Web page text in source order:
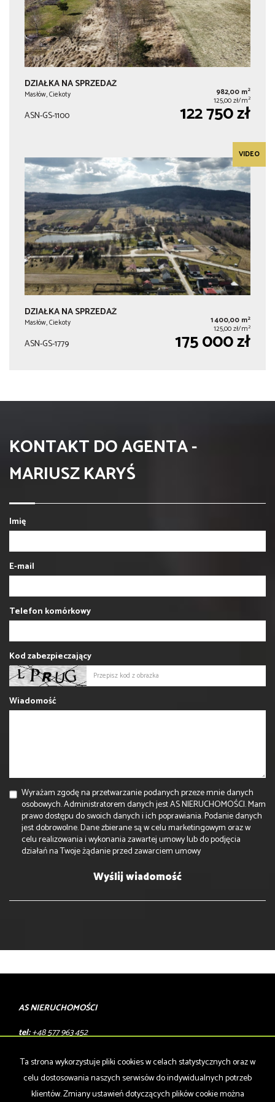
DZIAŁKA NA SPRZEDAŻ
Masłów, Ciekoty 982,00 m2
125,00 zł/m2
ASN-GS-1100 122 750 zł
VIDEO
DZIAŁKA NA SPRZEDAŻ
Masłów, Ciekoty 1 400,00 m2
125,00 zł/m2
ASN-GS-1779 175 000 zł
KONTAKT DO AGENTA -
MARIUSZ KARYŚ
Imię
E-mail
Telefon komórkowy
Kod zabezpieczający
Wiadomość
Wyrażam zgodę na przetwarzanie podanych przeze mnie danych
osobowych. Administratorem danych jest AS NIERUCHOMOŚCI. Mam
prawo dostępu do swoich danych i ich poprawiania. Podanie danych
jest dobrowolne. Dane zbierane są w celu marketingowym oraz w
celu realizowania i wykonania zawartej umowy lub do podjęcia
działań na Twoje żądanie przed zawarciem umowy
AS NIERUCHOMOŚCI
tel:+48 577 963 452
mail:szymon@asnieruchomosci.eu
Ta strona wykorzystuje pliki cookies w celach statystycznych oraz w
celu dostosowania naszych serwisów do indywidualnych potrzeb
klientów. Zmiany ustawień dotyczących plików cookie można